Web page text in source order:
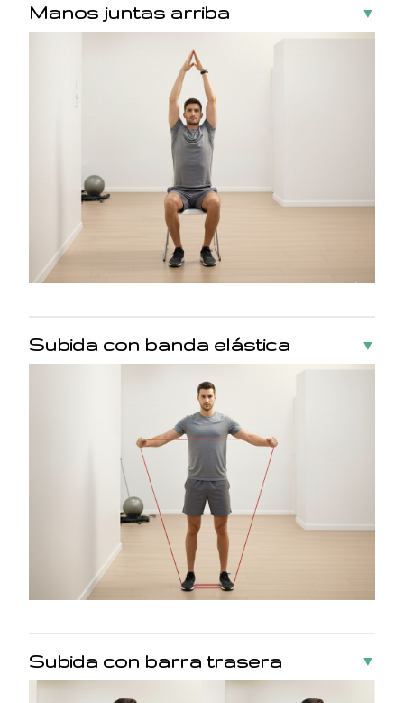
Manos juntas arriba ▼
Subida con banda elástica ▼
Subida con barra trasera ▼